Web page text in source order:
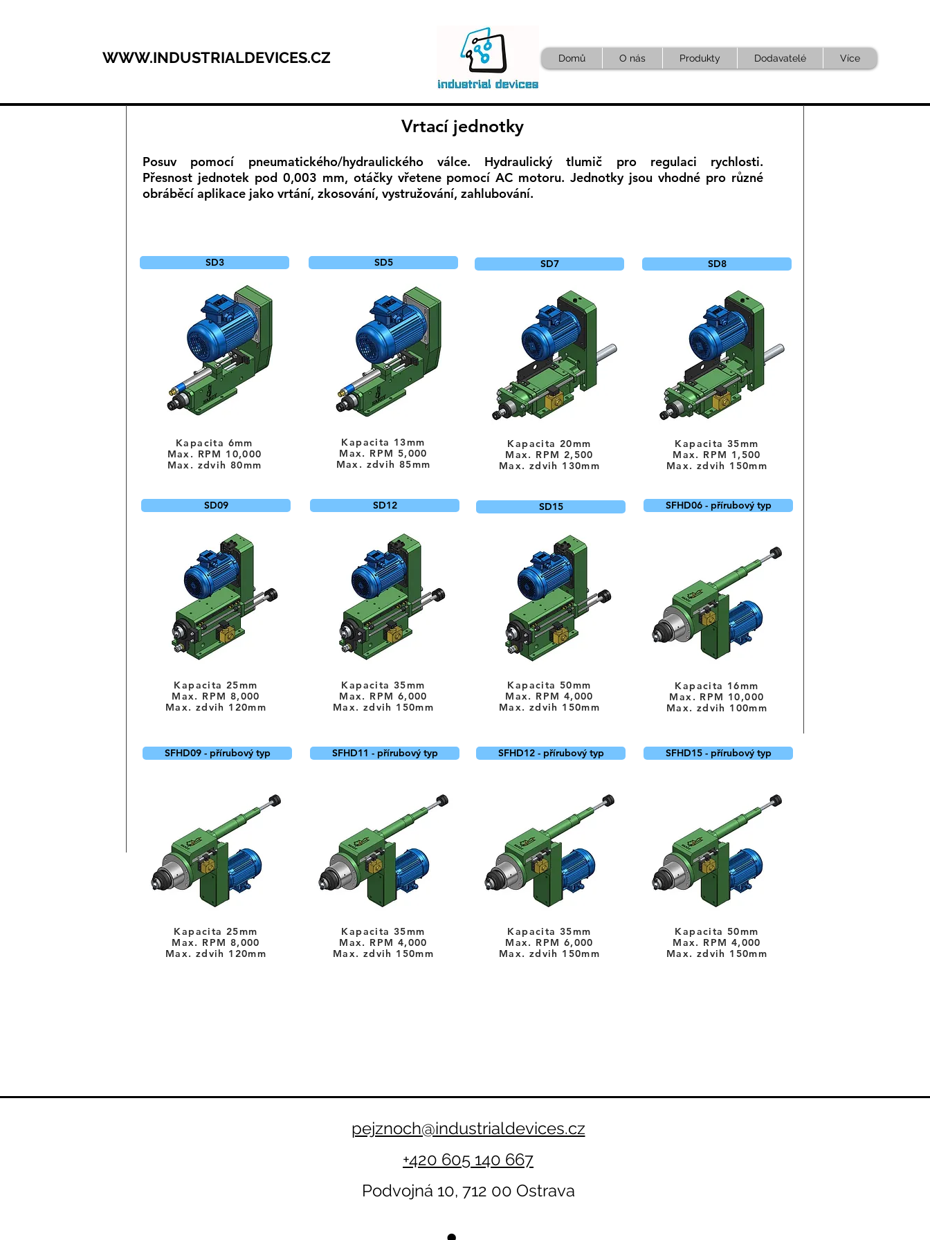
WWW.INDUSTRIALDEVICES.CZ Domů O nás Produkty Dodavatelé Více
Vrtací jednotky
Posuv pomocí pneumatického/hydraulického válce. Hydraulický tlumič pro regulaci rychlosti.
Přesnost jednotek pod 0,003 mm, otáčky vřetene pomocí AC motoru. Jednotky jsou vhodné pro různé
obráběcí aplikace jako vrtání, zkosování, vystružování, zahlubování.
SD3 SD5
Kapacita 13mm
Max. RPM 5,000
Max. zdvih 85mm
SD7
Kapacita 20mm
Max. RPM 2,500
Max. zdvih 130mm
SD8
Kapacita 35mm
Max. RPM 1,500
Max. zdvih 150mm
SD09
Kapacita 25mm
Max. RPM 8,000
Max. zdvih 120mm
SD12
Kapacita 35mm
Max. RPM 6,000
Max. zdvih 150mm
SD15
Kapacita 50mm
Max. RPM 4,000
Max. zdvih 150mm
SFHD06 - přírubový typ
Kapacita 16mm
Max. RPM 10,000
Max. zdvih 100mm
SFHD09 - přírubový typ
Kapacita 25mm
Max. RPM 8,000
Max. zdvih 120mm
SFHD11 - přírubový typ
Kapacita 35mm
Max. RPM 4,000
Max. zdvih 150mm
SFHD12 - přírubový typ
Kapacita 35mm
Max. RPM 6,000
Max. zdvih 150mm
Kapacita 6mm
Max. RPM 10,000
Max. zdvih 80mm
SFHD15 - přírubový typ
Kapacita 50mm
Max. RPM 4,000
Max. zdvih 150mm
pejznoch@industrialdevices.cz
+420 605 140 667
Podvojná 10, 712 00 Ostrava